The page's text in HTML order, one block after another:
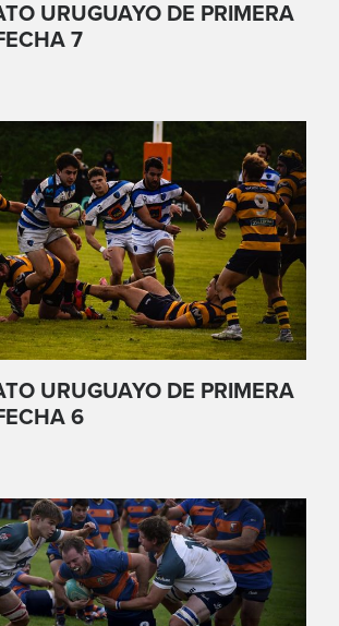
URUGUAYO DE PRIMERA
7
URUGUAYO DE PRIMERA
6